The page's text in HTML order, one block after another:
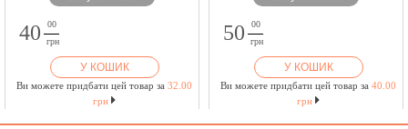
40
00
грн
У КОШИК
Ви можете придбати цей товар за 32.00
грн
50
00
грн
У КОШИК
Ви можете придбати цей товар за 40.00
грн